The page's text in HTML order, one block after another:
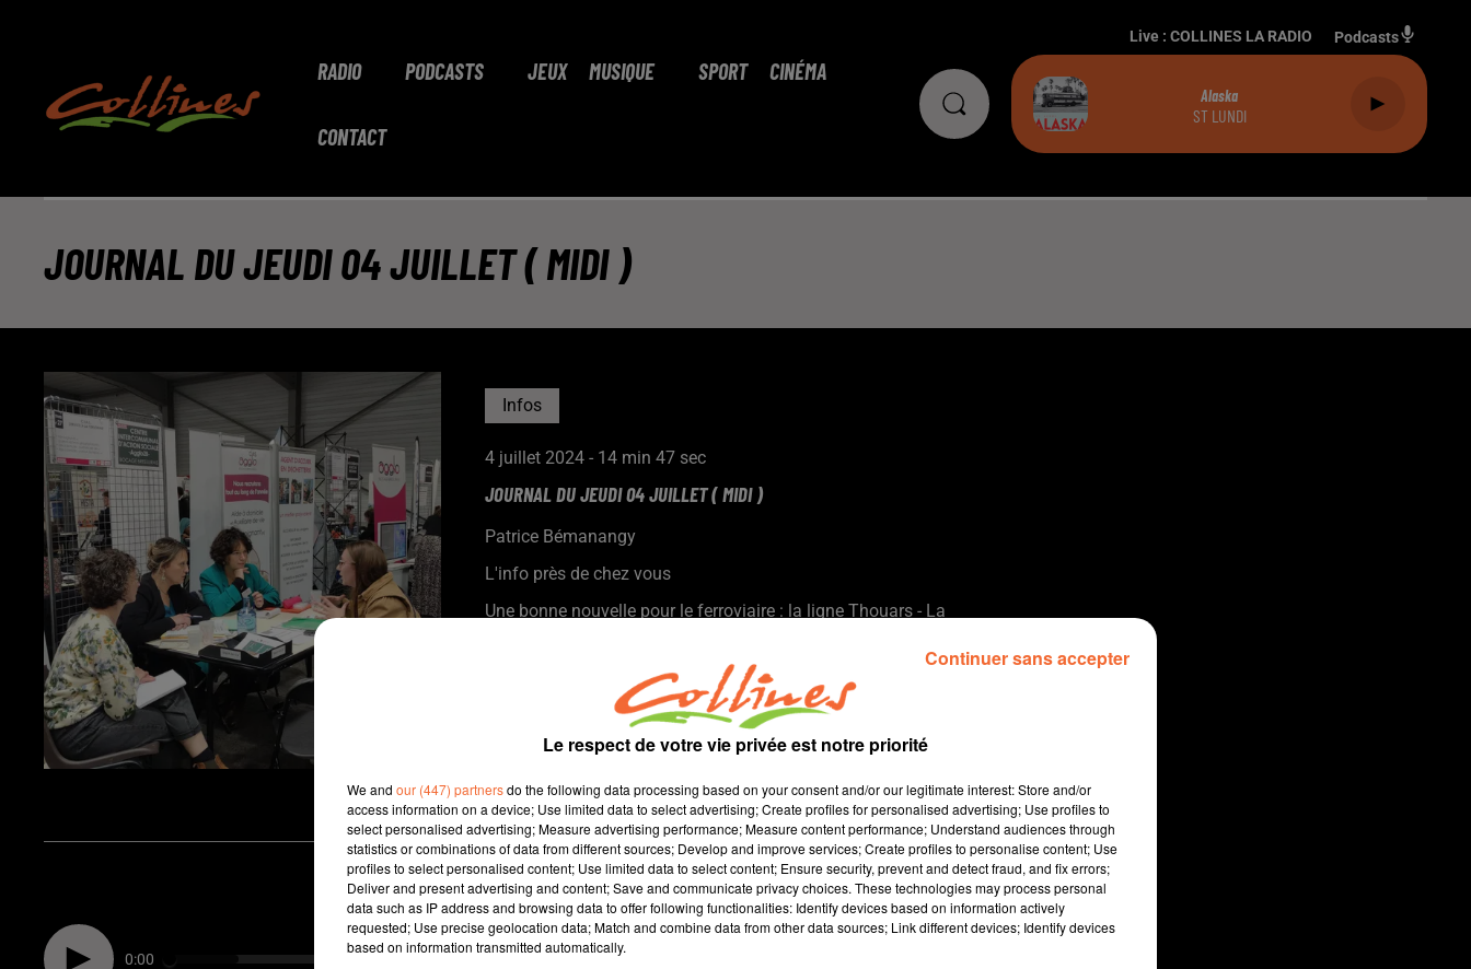
RADIO PODCASTS JEUX MUSIQUE SPORT CINÉMA
CONTACT
Live : COLLINES LA RADIO Podcasts
Alaska
ST LUNDI
JOURNAL DU JEUDI 04 JUILLET ( MIDI )
Infos
4 juillet 2024 - 14 min 47 sec
JOURNAL DU JEUDI 04 JUILLET ( MIDI )
Patrice Bémanangy
L'info près de chez vous
Une bonne nouvelle pour le ferroviaire : la ligne Thouars - La
Plus de quinze ans après son lancement, le projet éolien à
Saint-Aubin-de-Baubigné est opérationel et a été inauguré hier
demandeurs d'emploi. Le Job Dating du Bocage Bressuirais
aura lieu le 17 octobre à Bocapole ( photo ).
Melting Potes quatrième du nom ce samedi dans l'enceinte du
château de Bressuire... un festival qui année après année prend
de l'ampleur.
0:00
Le respect de votre vie privée est notre priorité
We and our (447) partnersdo the following data processing based on your consent and/or our legitimate interest: Store and/or
access information on a device; Use limited data to select advertising; Create profiles for personalised advertising; Use profiles to
select personalised advertising; Measure advertising performance; Measure content performance; Understand audiences through
statistics or combinations of data from different sources; Develop and improve services; Create profiles to personalise content; Use
profiles to select personalised content; Use limited data to select content; Ensure security, prevent and detect fraud, and fix errors;
Deliver and present advertising and content; Save and communicate privacy choices. These technologies may process personal
data such as IP address and browsing data to offer following functionalities: Identify devices based on information actively
requested; Use precise geolocation data; Match and combine data from other data sources; Link different devices; Identify devices
based on information transmitted automatically.
Continuer sans accepter